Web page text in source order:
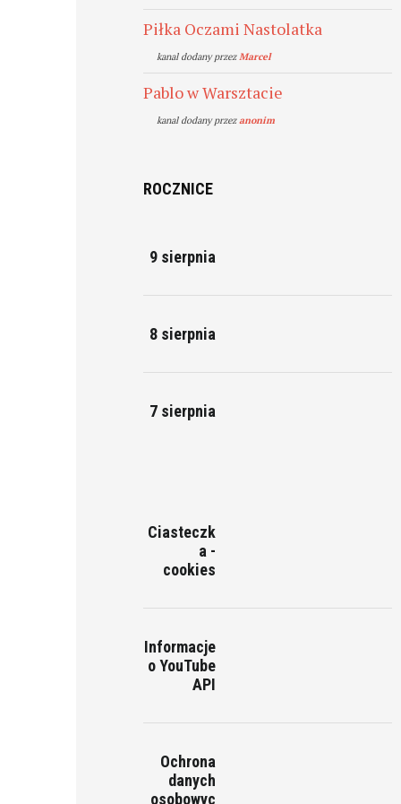
Piłka Oczami Nastolatka
kanal dodany przezMarcel
Pablo w Warsztacie
kanal dodany przezanonim
ROCZNICE
9 sierpnia
8 sierpnia
7 sierpnia
Ciasteczk
a -
cookies
Informacje
o YouTube
API
Ochrona
danych
osobowyc